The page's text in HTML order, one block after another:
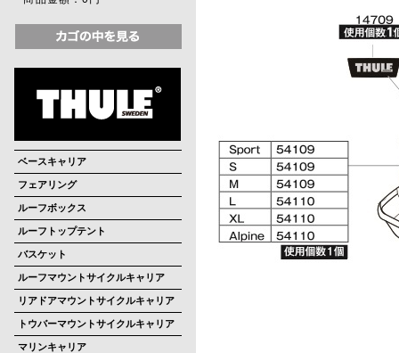
ベースキャリア
フェアリング
ルーフボックス
ルーフトップテント
バスケット
ルーフマウントサイクルキャリア
リアドアマウントサイクルキャリア
トウバーマウントサイクルキャリア
マリンキャリア